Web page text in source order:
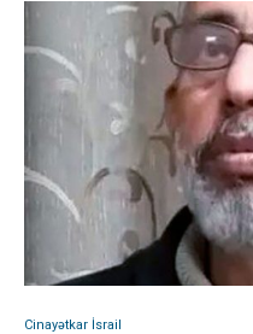
Cinayətkar İsrail